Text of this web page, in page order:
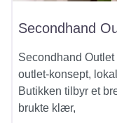
Secondhand
Secondhand
outlet-konsept,
Butikken tilbyr et
brukte klær,